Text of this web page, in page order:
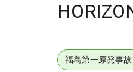
福島第一原発事